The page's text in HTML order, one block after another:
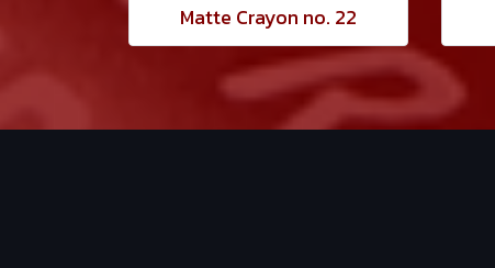
Matte Crayon no. 22